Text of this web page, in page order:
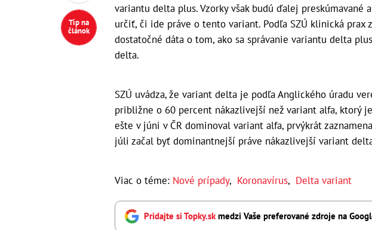
Tip na
článok
variantu delta plus. Vzorky však budú ďalej preskúmavané
určiť, či ide práve o tento variant. Podľa SZÚ klinická prax
dostatočné dáta o tom, ako sa správanie variantu delta
delta.
SZÚ uvádza, že variant delta je podľa Anglického úradu
približne o 60 percent nákazlivejší než variant alfa, ktorý
ešte v júni v ČR dominoval variant alfa, prvýkrát
júli začal byť dominantnejší práve nákazlivejší variant
Viac o téme: Nové prípady, Koronavírus, Delta variant
Pridajte si Topky.skmedzi Vaše preferované zdroje na